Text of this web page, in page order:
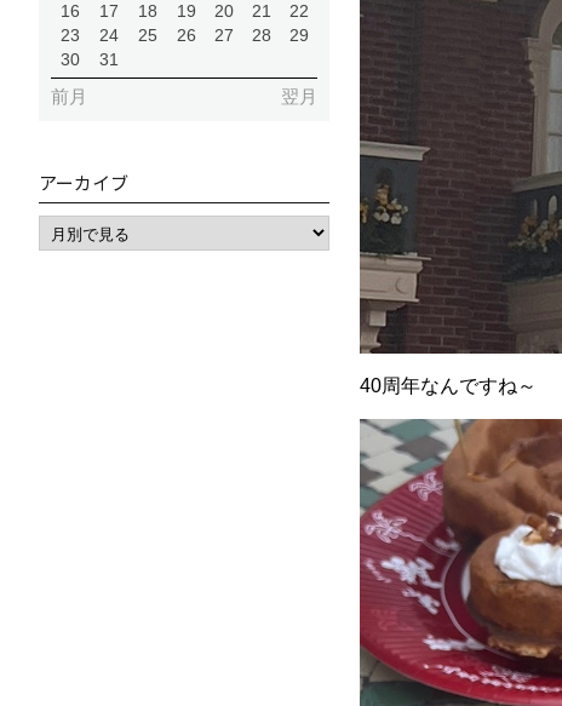
40周年なんですね～
16
17 18 19 20 21
22
23
24 25 26 27 28
29
30
31
前月 翌月
アーカイブ